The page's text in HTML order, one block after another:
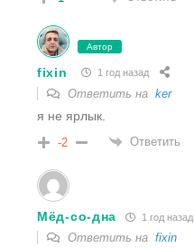
Автор
fixin 1 год назад
Ответить на ker
я не ярлык.
-2 Ответить
Мёд-со-дна 1 год назад
Ответить на fixin